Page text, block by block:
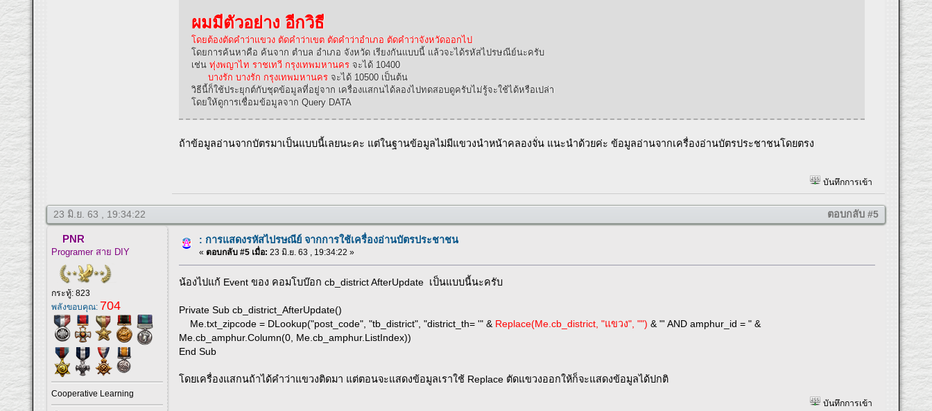
ผมมีตัวอย่าง อีกวิธี
โดยต้องตัดคำว่าแขวง ตัดคำว่าเขต ตัดคำว่าอำเภอ ตัดคำว่าจังหวัดออกไป
โดยการค้นหาคือ ค้นจาก ตำบล อำเภอ จังหวัด เรียงกันแบบนี้ แล้วจะได้รหัสไปรษณีย์นะครับ
เช่นทุ่งพญาไท ราชเทวี กรุงเทพมหานคร จะได้ 10400
บางรัก บางรัก กรุงเทพมหานคร จะได้ 10500 เป็นต้น
วิธีนี้ก็ใช้ประยุกต์กับชุดข้อมูลที่อยู่จาก เครื่องแสกนได้ลองไปทดสอบดูครับไม่รู้จะใช้ได้หรือเปล่า
โดยให้ดูการเชื่อมข้อมูลจาก Query DATA
ถ้าข้อมูลอ่านจากบัตรมาเป็นแบบนี้เลยนะคะ แต่ในฐานข้อมูลไม่มีแขวงนำหน้าคลองจั่น แนะนำด้วยค่ะ ข้อมูลอ่านจากเครื่องอ่านบัตรประชาชนโดยตรง
บันทึกการเข้า
23 มิ.ย. 63 , 19:34:22 ตอบกลับ #5
PNR
Programer สาย DIY
กระทู้: 823
พลังขอบคุณ: 704
Cooperative Learning
: การแสดงรหัสไปรษณีย์ จากการใช้เครื่องอ่านบัตรประชาชน
« ตอบกลับ #5 เมื่อ: 23 มิ.ย. 63 , 19:34:22 »
น้องไปแก้ Event ของ คอมโบบ๊อก cb_district AfterUpdate เป็นแบบนี้นะครับ
Private Sub cb_district_AfterUpdate()
Me.txt_zipcode = DLookup("post_code", "tb_district", "district_th= '" & Replace(Me.cb_district, "แขวง", "") & "' AND amphur_id = " &
Me.cb_amphur.Column(0, Me.cb_amphur.ListIndex))
End Sub
โดยเครื่องแสกนถ้าได้คำว่าแขวงติดมา แต่ตอนจะแสดงข้อมูลเราใช้ Replace ตัดแขวงออกให้ก็จะแสดงข้อมูลได้ปกติ
บันทึกการเข้า